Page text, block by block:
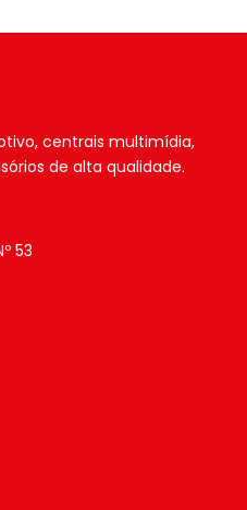
centrais multimídia,
de alta qualidade.
53